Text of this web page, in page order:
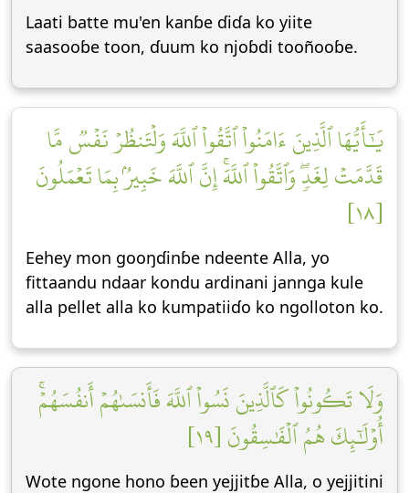
Laati batte mu'en kanɓe ɗiɗa ko yiite
saasooɓe toon, ɗuum ko njoɓdi tooñooɓe.
يَٰٓأَيُّهَا ٱلَّذِينَ ءَامَنُواْ ٱتَّقُواْ ٱللَّهَ وَلۡتَنظُرۡ نَفۡسٞ مَّا
قَدَّمَتۡ لِغَدٖۖ وَٱتَّقُواْ ٱللَّهَۚ إِنَّ ٱللَّهَ خَبِيرُۢ بِمَا تَعۡمَلُونَ
[١٨]
Eehey mon gooŋɗinɓe ndeente Alla, yo
fittaandu ndaar kondu ardinani jannga kule
alla pellet alla ko kumpatiiɗo ko ngolloton ko.
وَلَا تَكُونُواْ كَٱلَّذِينَ نَسُواْ ٱللَّهَ فَأَنسَىٰهُمۡ أَنفُسَهُمۡۚ
أُوْلَٰٓئِكَ هُمُ ٱلۡفَٰسِقُونَ [١٩]
Wote ngone hono ɓeen yejjitɓe Alla, o yejjitini